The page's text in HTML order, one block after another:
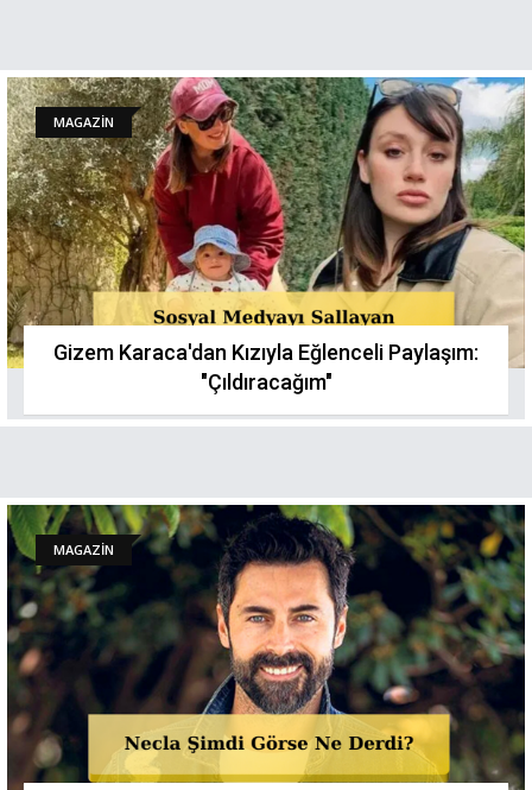
MAGAZİN
Gizem Karaca'dan Kızıyla Eğlenceli Paylaşım:
"Çıldıracağım"
MAGAZİN